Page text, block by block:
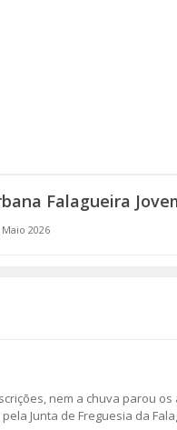
Falagueira
Maio 2026
nem a chuva parou
Junta de Freguesia da